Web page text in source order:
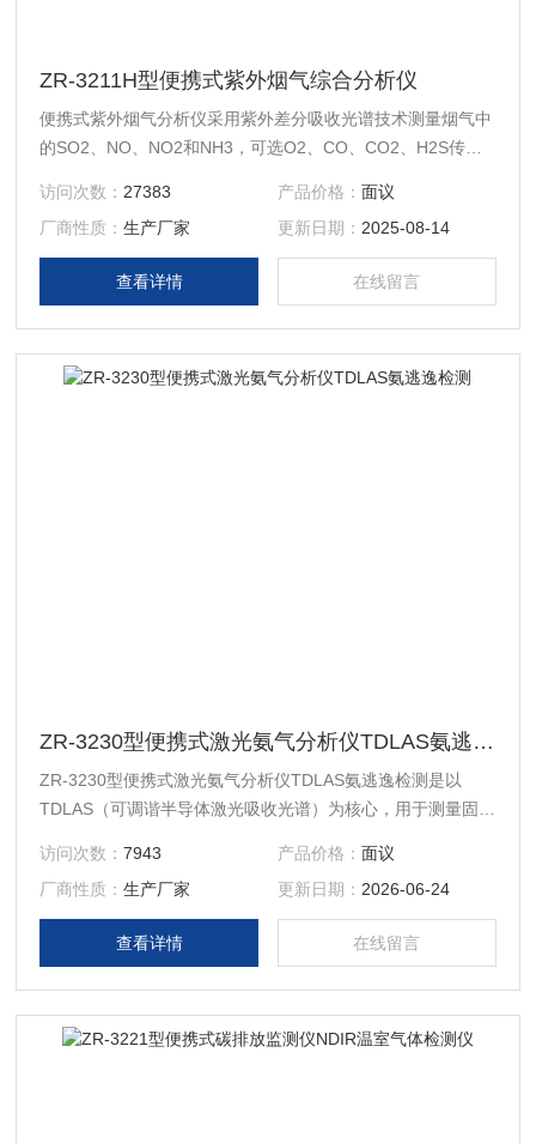
ZR-3211H型便携式紫外烟气综合分析仪
便携式紫外烟气分析仪采用紫外差分吸收光谱技术测量烟气中
的SO2、NO、NO2和NH3，可选O2、CO、CO2、H2S传感
度和稳定性，特别适合高湿低硫工况测量。
访问次数： 27383 产品价格： 面议
厂商性质：生产厂家 更新日期： 2025-08-14
查看详情 在线留言
ZR-3230型便携式激光氨气分析仪TDLAS氨逃逸检测
ZR-3230型便携式激光氨气分析仪TDLAS氨逃逸检测是以
TDLAS（可调谐半导体激光吸收光谱）为核心，用于测量固定
伴热，减少管路吸附，模块、取样管与工况参数集成一体化设
计，具有测量精度高、可靠性好、响应速度快等特点。
访问次数：7943 产品价格： 面议
厂商性质：生产厂家 更新日期： 2026-06-24
查看详情 在线留言